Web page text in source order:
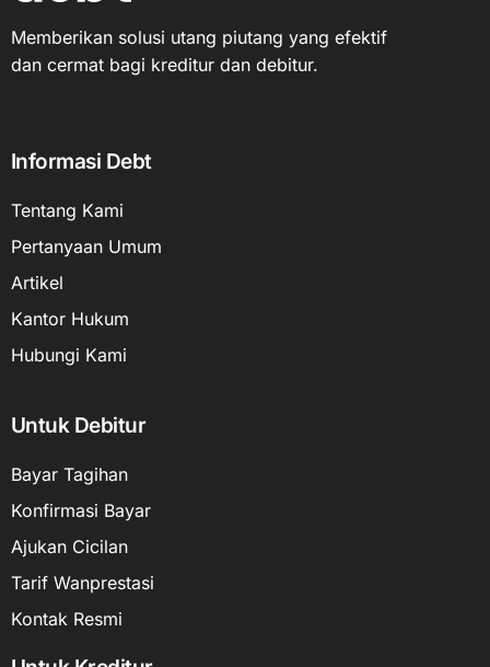
Memberikan solusi utang piutang yang efektif
dan cermat bagi kreditur dan debitur.
Informasi Debt
Tentang Kami
Pertanyaan Umum
Artikel
Kantor Hukum
Hubungi Kami
Untuk Debitur
Bayar Tagihan
Konfirmasi Bayar
Ajukan Cicilan
Tarif Wanprestasi
Kontak Resmi